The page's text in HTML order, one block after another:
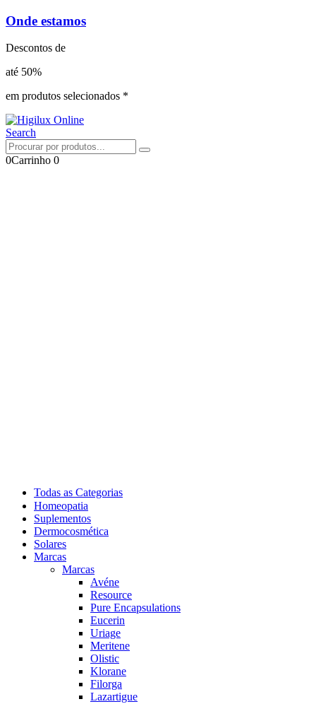
Onde estamos
Descontos de
até 50%
em produtos selecionados *
Search
0Carrinho 0
Todas as Categorias
Homeopatia
Suplementos
Dermocosmética
Solares
Marcas
Marcas
Avéne
Resource
Pure Encapsulations
Eucerin
Uriage
Meritene
Olistic
Klorane
Filorga
Lazartigue